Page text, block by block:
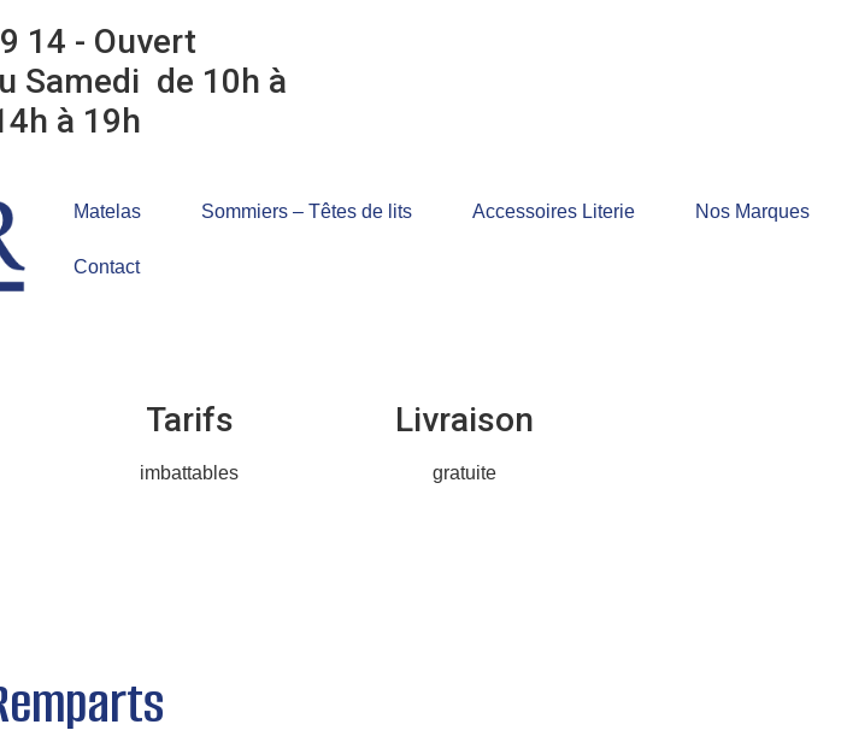
14 - Ouvert
Samedi de 10h à
à 19h
Matelas Sommiers – Têtes de lits Accessoires Literie Nos Marques
Contact
Tarifs
imbattables
Livraison
gratuite